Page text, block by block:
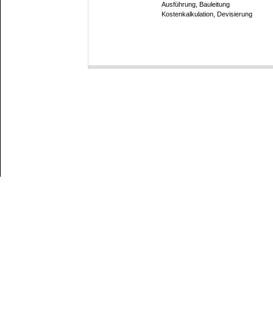
Ausführung, Bauleitung
Kostenkalkulation, Devisierung